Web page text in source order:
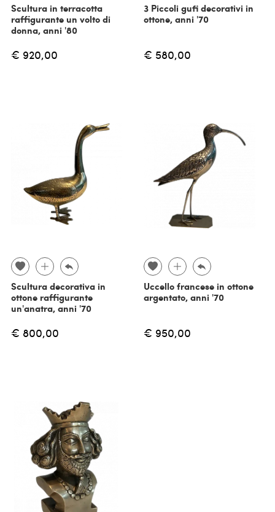
Scultura in terracotta
raffigurante un volto di
donna, anni '80
€ 920,00
3 Piccoli gufi decorativi in
ottone, anni '70
€ 580,00
Scultura decorativa in
ottone raffigurante
un'anatra, anni '70
€ 800,00
Uccello francese in ottone
argentato, anni '70
€ 950,00